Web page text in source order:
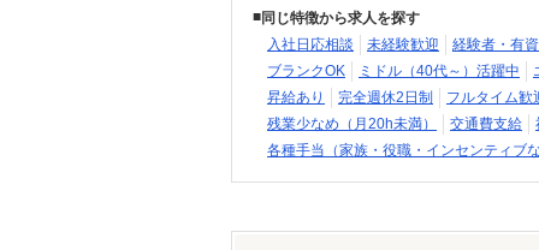
同じ特徴から求人を探す
入社日応相談
未経験歓迎
経験者・有
ブランクOK
ミドル（40代～）活躍中
昇給あり
完全週休2日制
フルタイム歓
残業少なめ（月20h未満）
交通費支給
各種手当（家族・役職・インセンティブ